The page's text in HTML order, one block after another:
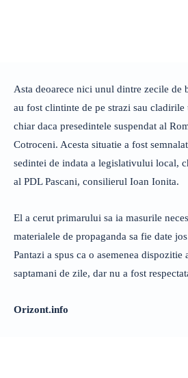
Asta deoarece nici unul dintre zecile de
au fost clintinte de pe strazi sau cladirile
chiar daca presedintele suspendat al
Cotroceni. Acesta situatie a fost
sedintei de indata a legislativului local,
al PDL Pascani, consilierul Ioan Ionita.
El a cerut primarului sa ia masurile
materialele de propaganda sa fie date
Pantazi a spus ca o asemenea dispozitie
saptamani de zile, dar nu a fost
Orizont.info